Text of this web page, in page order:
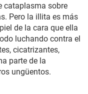
cataplasma sobre
Pero la illita es más
de la cara que ella
luchando contra el
cicatrizantes,
parte de la
ungüentos.